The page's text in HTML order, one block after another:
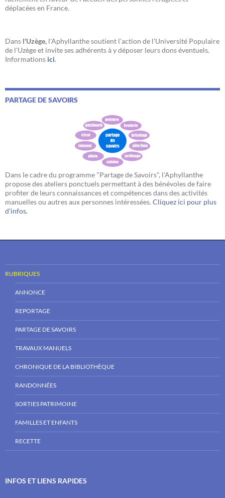
déplacées en France.
Dans l'Uzège, l'Aphyllanthe soutient l'action de l'Université Populaire
de l'Uzège et invite ses adhérents à y déposer leurs dons éventuels.
Informations ici.
PARTAGE DE SAVOIRS
Dans le cadre du programme "Partage de Savoirs", l'Aphyllanthe
propose des ateliers ponctuels permettant à des bénévoles de faire
profiter de leurs connaissances et compétences dans des activités
manuelles ou autres aux personnes intéressées. Cliquez ici pour plus
d'infos.
RUBRIQUES
ANNONCE
REPORTAGE
PARTAGE DE SAVOIRS
TRAVAUX MANUELS
CHRONIQUE DE LA BIBLIOTHÈQUE
RANDONNÉES
SORTIES PATRIMOINE
FAMILLES ET ENFANTS
RECETTE
INFOS ET LIENS RAPIDES